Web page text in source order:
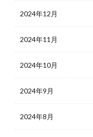
2024年12月
2024年11月
2024年10月
2024年9月
2024年8月